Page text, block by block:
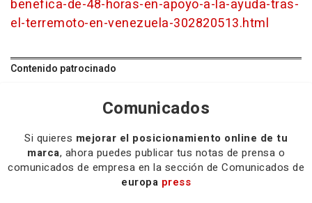
benefica-de-48-horas-en-apoyo-a-la-ayuda-tras-
el-terremoto-en-venezuela-302820513.html
Contenido patrocinado
Comunicados
Si quieres mejorar el posicionamiento online de tu
marca, ahora puedes publicar tus notas de prensa o
comunicados de empresa en la sección de Comunicados de
europa press